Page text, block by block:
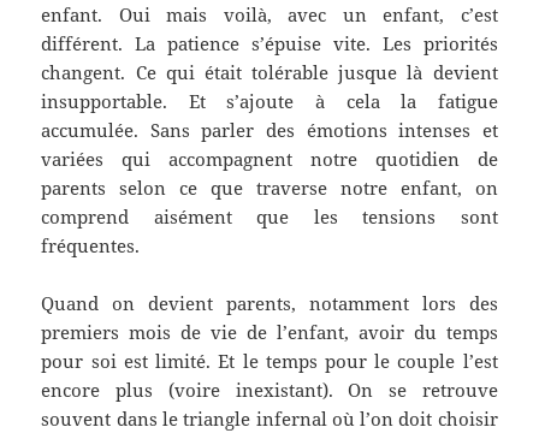
enfant. Oui mais voilà, avec un enfant, c’est
différent. La patience s’épuise vite. Les priorités
changent. Ce qui était tolérable jusque là devient
insupportable. Et s’ajoute à cela la fatigue
accumulée. Sans parler des émotions intenses et
variées qui accompagnent notre quotidien de
parents selon ce que traverse notre enfant, on
comprend aisément que les tensions sont
fréquentes.
Quand on devient parents, notamment lors des
premiers mois de vie de l’enfant, avoir du temps
pour soi est limité. Et le temps pour le couple l’est
encore plus (voire inexistant). On se retrouve
souvent dans le triangle infernal où l’on doit choisir